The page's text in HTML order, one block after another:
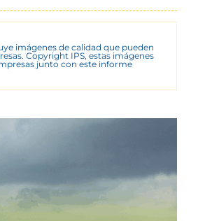
imágenes de calidad que pueden
Copyright IPS, estas imágenes
junto con este informe